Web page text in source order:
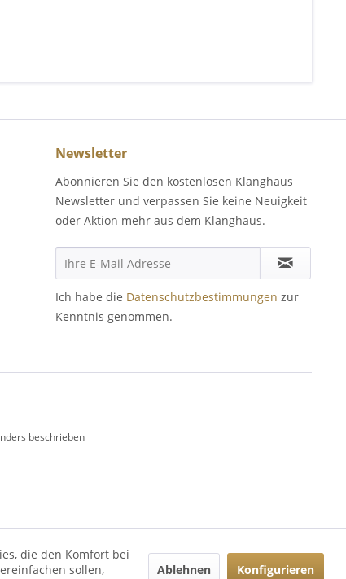
Newsletter
Abonnieren Sie den kostenlosen Klanghaus
Newsletter und verpassen Sie keine Neuigkeit
oder Aktion mehr aus dem Klanghaus.
Ich habe die Datenschutzbestimmungen zur
Kenntnis genommen.
beschrieben
die den Komfort bei
sollen,
Ablehnen Konfigurieren